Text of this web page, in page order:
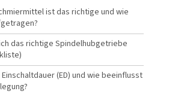
ist das richtige und wie
das richtige Spindelhubgetriebe
(ED) und wie beeinflusst